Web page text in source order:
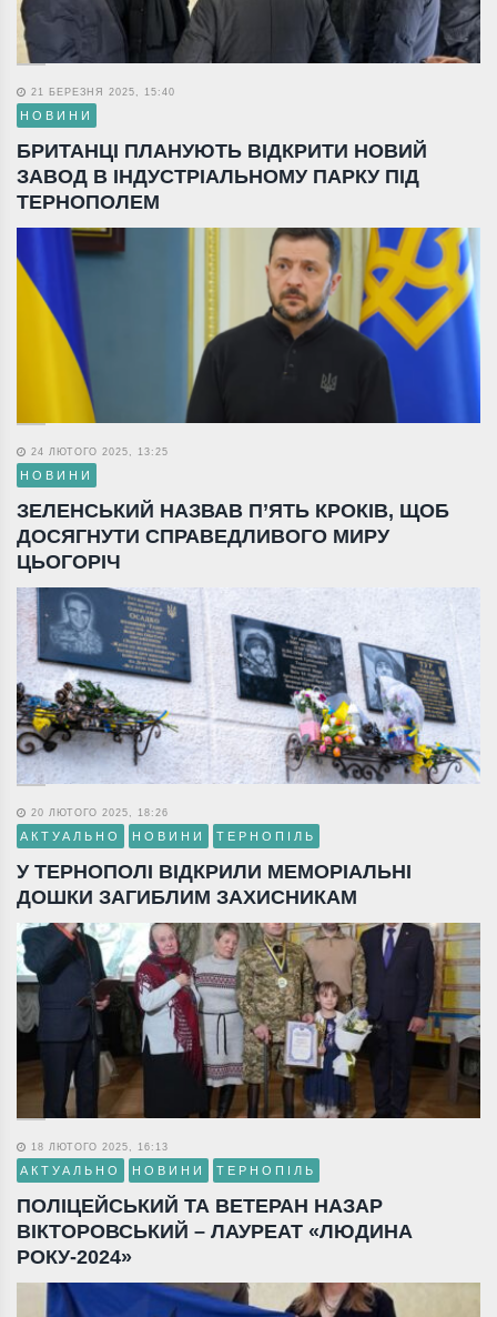
21 БЕРЕЗНЯ 2025, 15:40
НОВИНИ
БРИТАНЦІ ПЛАНУЮТЬ ВІДКРИТИ НОВИЙ
ЗАВОД В ІНДУСТРІАЛЬНОМУ ПАРКУ ПІД
ТЕРНОПОЛЕМ
24 ЛЮТОГО 2025, 13:25
НОВИНИ
ЗЕЛЕНСЬКИЙ НАЗВАВ П’ЯТЬ КРОКІВ, ЩОБ
ДОСЯГНУТИ СПРАВЕДЛИВОГО МИРУ
ЦЬОГОРІЧ
20 ЛЮТОГО 2025, 18:26
АКТУАЛЬНО НОВИНИ ТЕРНОПІЛЬ
У ТЕРНОПОЛІ ВІДКРИЛИ МЕМОРІАЛЬНІ
ДОШКИ ЗАГИБЛИМ ЗАХИСНИКАМ
18 ЛЮТОГО 2025, 16:13
АКТУАЛЬНО НОВИНИ ТЕРНОПІЛЬ
ПОЛІЦЕЙСЬКИЙ ТА ВЕТЕРАН НАЗАР
ВІКТОРОВСЬКИЙ – ЛАУРЕАТ «ЛЮДИНА
РОКУ-2024»